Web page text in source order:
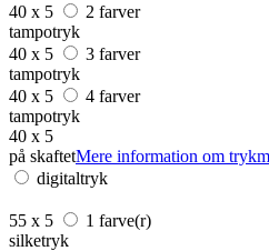
40 x 5
2 farver
tampotryk
40 x 5
3 farver
tampotryk
40 x 5
4 farver
tampotryk
40 x 5
på skaftetMere information om
digitaltryk
55 x 5
1 farve(r)
silketryk